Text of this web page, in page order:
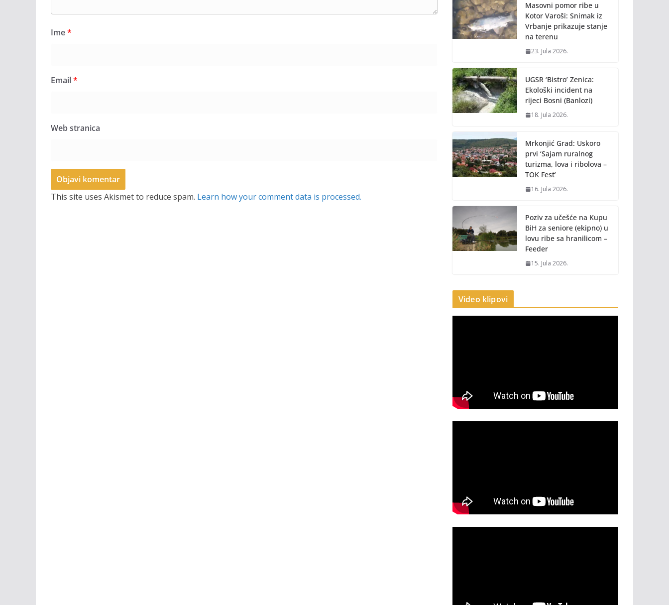
Ime*
Email*
Web stranica
This site uses Akismet to reduce spam. Learn how your comment data is processed.
Masovni pomor ribe u
Kotor Varoši: Snimak iz
Vrbanje prikazuje stanje
na terenu
23. Jula 2026.
UGSR ‘Bistro’ Zenica:
Ekološki incident na
rijeci Bosni (Banlozi)
18. Jula 2026.
Mrkonjić Grad: Uskoro
prvi ‘Sajam ruralnog
turizma, lova i ribolova –
TOK Fest’
16. Jula 2026.
Poziv za učešće na Kupu
BiH za seniore (ekipno) u
lovu ribe sa hranilicom –
Feeder
15. Jula 2026.
Video klipovi